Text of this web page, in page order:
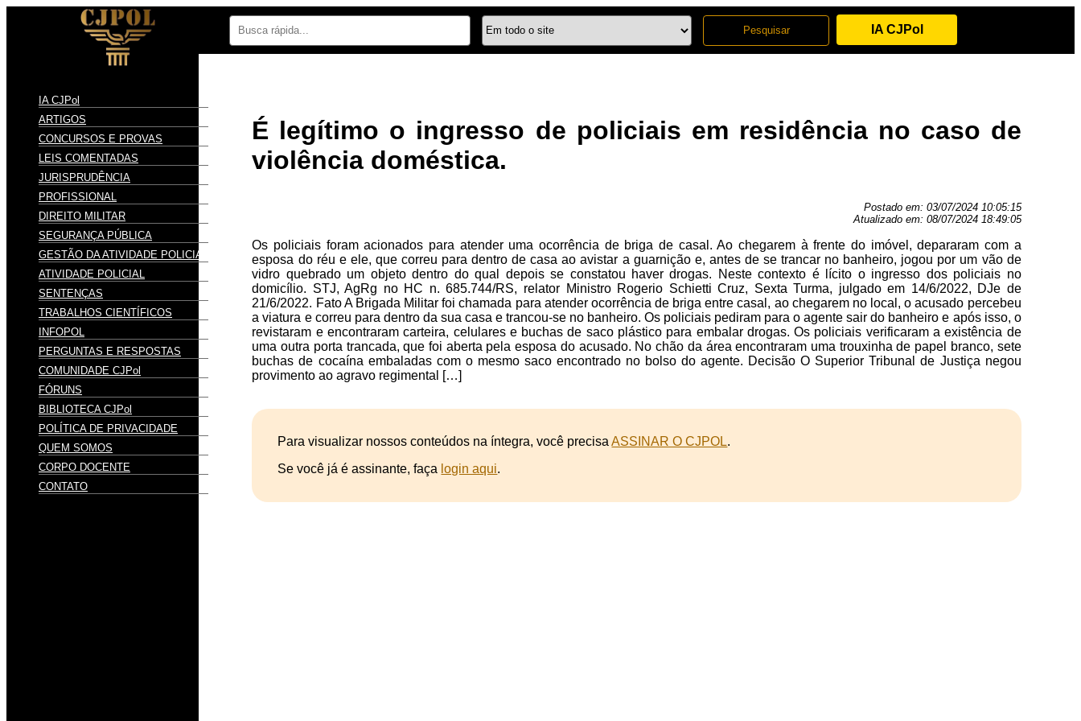
IA CJPol
IA CJPol
ARTIGOS
CONCURSOS E PROVAS
LEIS COMENTADAS
JURISPRUDÊNCIA
PROFISSIONAL
DIREITO MILITAR
SEGURANÇA PÚBLICA
GESTÃO DA ATIVIDADE POLICIAL
ATIVIDADE POLICIAL
SENTENÇAS
TRABALHOS CIENTÍFICOS
INFOPOL
PERGUNTAS E RESPOSTAS
COMUNIDADE CJPol
FÓRUNS
BIBLIOTECA CJPol
POLÍTICA DE PRIVACIDADE
QUEM SOMOS
CORPO DOCENTE
CONTATO
É legítimo o ingresso de policiais em residência no caso de
violência doméstica.
Postado em: 03/07/2024 10:05:15
Atualizado em: 08/07/2024 18:49:05
Os policiais foram acionados para atender uma ocorrência de briga de casal. Ao chegarem à frente do imóvel, depararam com a
esposa do réu e ele, que correu para dentro de casa ao avistar a guarnição e, antes de se trancar no banheiro, jogou por um vão de
vidro quebrado um objeto dentro do qual depois se constatou haver drogas. Neste contexto é lícito o ingresso dos policiais no
domicílio. STJ, AgRg no HC n. 685.744/RS, relator Ministro Rogerio Schietti Cruz, Sexta Turma, julgado em 14/6/2022, DJe de
21/6/2022. Fato A Brigada Militar foi chamada para atender ocorrência de briga entre casal, ao chegarem no local, o acusado percebeu
a viatura e correu para dentro da sua casa e trancou-se no banheiro. Os policiais pediram para o agente sair do banheiro e após isso, o
revistaram e encontraram carteira, celulares e buchas de saco plástico para embalar drogas. Os policiais verificaram a existência de
uma outra porta trancada, que foi aberta pela esposa do acusado. No chão da área encontraram uma trouxinha de papel branco, sete
buchas de cocaína embaladas com o mesmo saco encontrado no bolso do agente. Decisão O Superior Tribunal de Justiça negou
provimento ao agravo regimental […]
Para visualizar nossos conteúdos na íntegra, você precisaASSINAR O CJPOL.
Se você já é assinante, faça login aqui.